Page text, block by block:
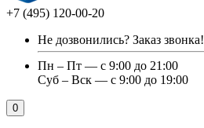
+7 (495) 120-00-20
Не дозвонились? Заказ звонка!
Пн – Пт — с 9:00 до 21:00
Суб – Вск — с 9:00 до 19:00
0